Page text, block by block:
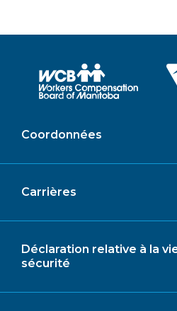
Coordonnées
Carrières
Déclaration relative à la
sécurité